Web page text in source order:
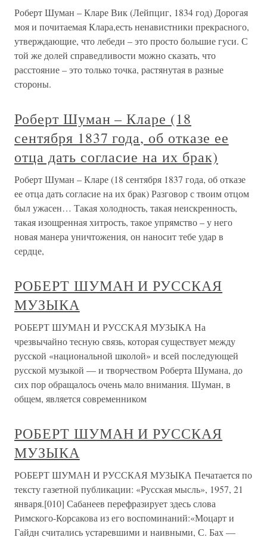
Роберт Шуман – Кларе Вик (Лейпциг, 1834 год) Дорогая
моя и почитаемая Клара,есть ненавистники прекрасного,
утверждающие, что лебеди – это просто большие гуси. С
той же долей справедливости можно сказать, что
расстояние – это только точка, растянутая в разные
стороны.
Роберт Шуман – Кларе (18
сентября 1837 года, об отказе ее
отца дать согласие на их брак)
Роберт Шуман – Кларе (18 сентября 1837 года, об отказе
ее отца дать согласие на их брак) Разговор с твоим отцом
был ужасен… Такая холодность, такая неискренность,
такая изощренная хитрость, такое упрямство – у него
новая манера уничтожения, он наносит тебе удар в
сердце,
РОБЕРТ ШУМАН И РУССКАЯ
МУЗЫКА
РОБЕРТ ШУМАН И РУССКАЯ МУЗЫКА На
чрезвычайно тесную связь, которая существует между
русской «национальной школой» и всей последующей
русской музыкой — и творчеством Роберта Шумана, до
сих пор обращалось очень мало внимания. Шуман, в
общем, является современником
РОБЕРТ ШУМАН И РУССКАЯ
МУЗЫКА
РОБЕРТ ШУМАН И РУССКАЯ МУЗЫКА Печатается по
тексту газетной публикации: «Русская мысль», 1957, 21
января.[010] Сабанеев перефразирует здесь слова
Римского-Корсакова из его воспоминаний:«Моцарт и
Гайдн считались устаревшими и наивными, С. Бах —